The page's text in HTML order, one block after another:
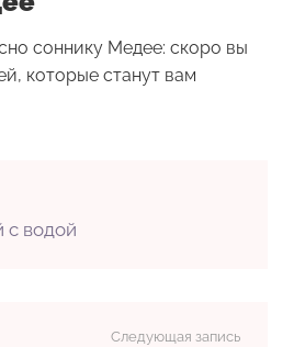
соннику Медее: скоро вы
которые станут вам
с водой
Следующая запись